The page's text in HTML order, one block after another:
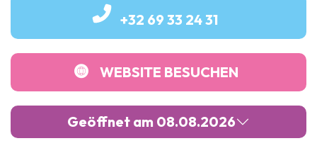
+32 69 33 24 31
WEBSITE BESUCHEN
Geöffnet am 08.08.2026